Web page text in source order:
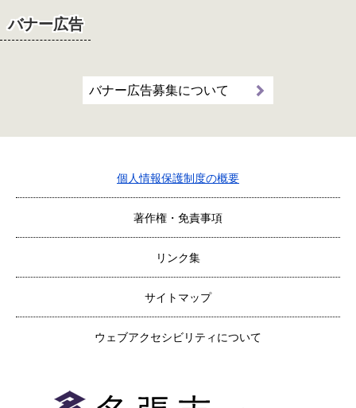
バナー広告
バナー広告募集について
個人情報保護制度の概要
著作権・免責事項
リンク集
サイトマップ
ウェブアクセシビリティについて